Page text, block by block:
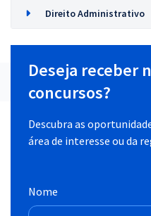
Direito Administrativo
Deseja receber
concursos?
Descubra as
área de interesse ou da
Nome